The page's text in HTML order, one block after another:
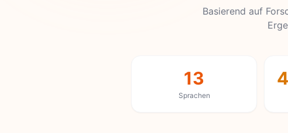
Basierend auf
13
Sprachen